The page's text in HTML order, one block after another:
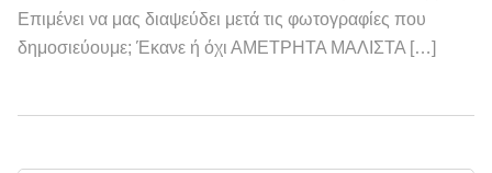
Επιμένει να μας διαψεύδει μετά τις φωτογραφίες που
δημοσιεύουμε; Έκανε ή όχι ΑΜΕΤΡΗΤΑ ΜΑΛΙΣΤΑ […]